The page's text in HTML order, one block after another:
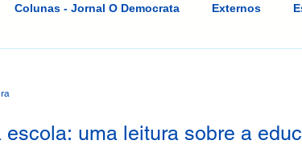
Colunas - Jornal O Democrata Externos
escola: uma leitura sobre a